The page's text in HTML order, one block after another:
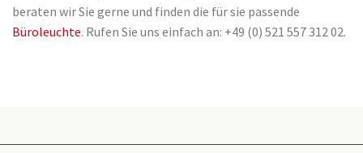
beraten wir Sie gerne und finden die für sie passende
Büroleuchte. Rufen Sie uns einfach an: +49 (0) 521 557 312 02.